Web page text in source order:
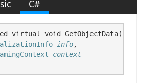
C#
virtual void GetObjectData(
info,
context